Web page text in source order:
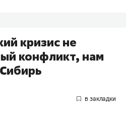
кризис не
конфликт, нам